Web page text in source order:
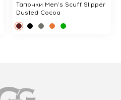
Тапочки Men's Scuff Slipper
Dusted Cocoa